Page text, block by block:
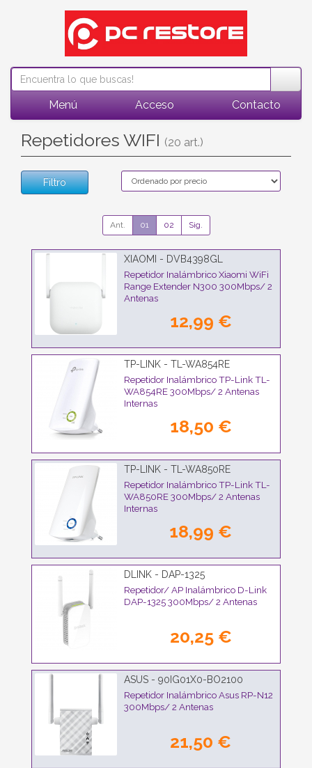
Menú Acceso Contacto
Repetidores WIFI (20 art.)
Filtro
Ant. 01 02 Sig.
XIAOMI - DVB4398GL
Repetidor Inalámbrico Xiaomi WiFi
Range Extender N300 300Mbps/ 2
Antenas
12,99 €
TP-LINK - TL-WA854RE
Repetidor Inalámbrico TP-Link TL-
WA854RE 300Mbps/ 2 Antenas
Internas
18,50 €
TP-LINK - TL-WA850RE
Repetidor Inalámbrico TP-Link TL-
WA850RE 300Mbps/ 2 Antenas
Internas
18,99 €
DLINK - DAP-1325
Repetidor/ AP Inalámbrico D-Link
DAP-1325 300Mbps/ 2 Antenas
20,25 €
ASUS - 90IG01X0-BO2100
Repetidor Inalámbrico Asus RP-N12
300Mbps/ 2 Antenas
21,50 €